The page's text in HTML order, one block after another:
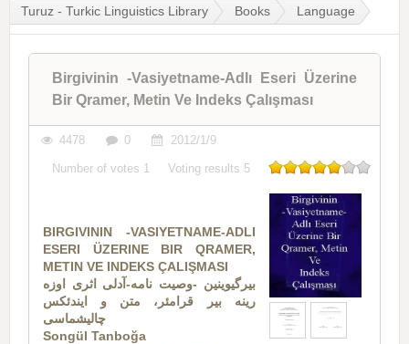
Turuz - Turkic Linguistics Library Books Language
Birgivinin -Vasiyetname-Adlı Eseri Üzerine
Bir Qramer, Metin Ve Indeks Çalışması
4478 0 2012/1/9
Number of votes 1 Voting results 5
BIRGIVININ -VASIYETNAME-ADLI
ESERI ÜZERINE BIR QRAMER,
METIN VE INDEKS ÇALIŞMASI
بیرگیوینین -وصیت نامه-آدلی اثری اوزه
رینه بیر قرامئر، متن و ایندئکس
چالیشماسی
Songül Tanboğa